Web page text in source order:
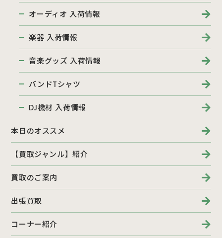
オーディオ 入荷情報
楽器 入荷情報
音楽グッズ 入荷情報
バンドTシャツ
DJ機材 入荷情報
本日のオススメ
【買取ジャンル】紹介
買取のご案内
出張買取
コーナー紹介